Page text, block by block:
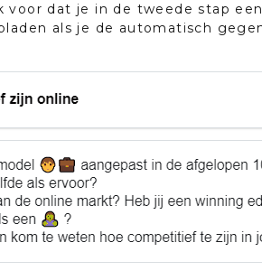
voor dat je in de tweede stap
als je de automatisch